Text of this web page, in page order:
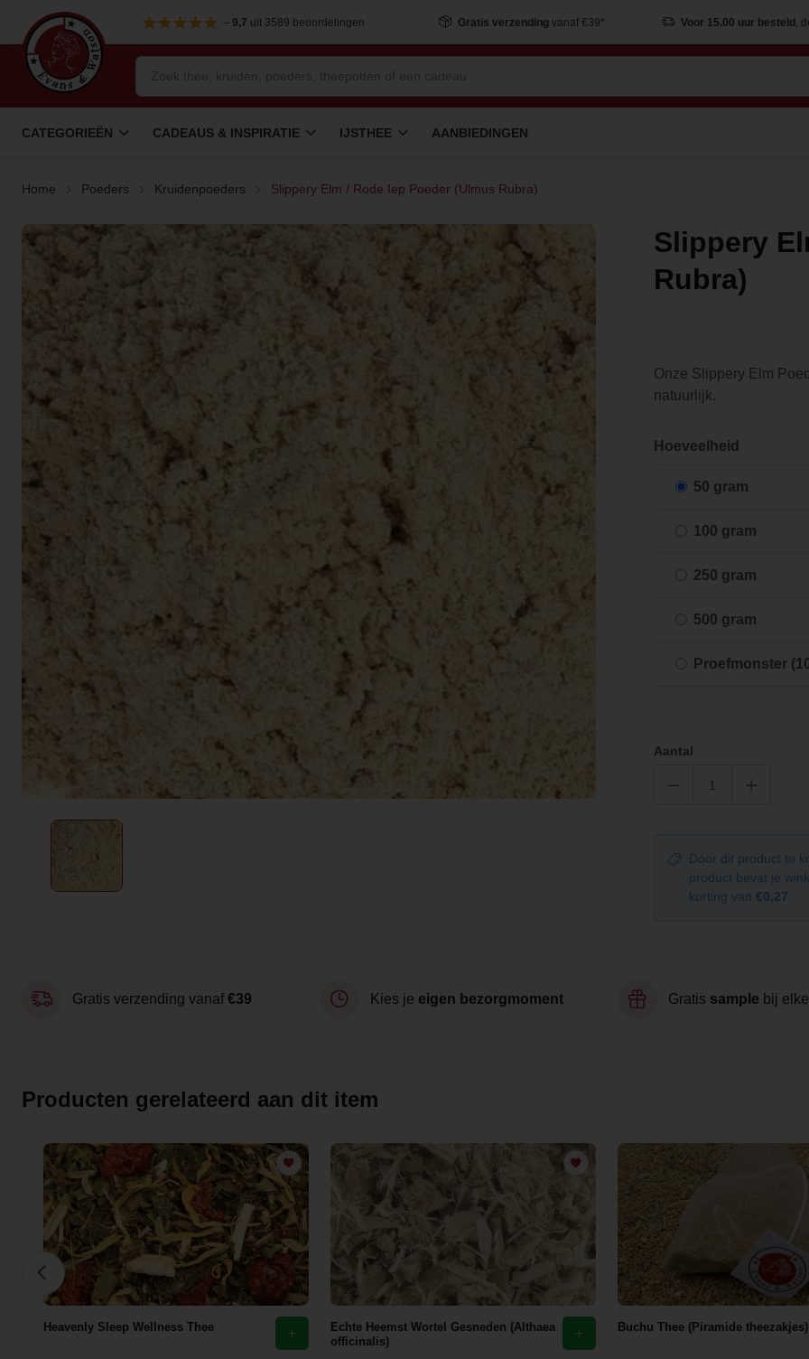
– 9,7 uit 3589 beoordelingen Gratis verzending vanaf €39* Voor 15.00 uur besteld ,
CATEGORIEËN CADEAUS & INSPIRATIE IJSTHEE AANBIEDINGEN
Home Poeders Kruidenpoeders Slippery Elm / Rode Iep Poeder (Ulmus Rubra)
Slippery
Rubra)
Onze Slippery Elm
natuurlijk.
Hoeveelheid
50 gram
100 gram
250 gram
500 gram
Proefmonster
Aantal
Door dit product te
product bevat je
korting van €0,27
Gratis verzending vanaf €39 Kies je eigen bezorgmoment Gratis sample bij
Producten gerelateerd aan dit item
Heavenly Sleep Wellness Thee
Echte Heemst Wortel Gesneden (Althaea
officinalis)
Buchu Thee (Piramide theezakjes)